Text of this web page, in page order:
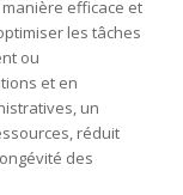
efficace et
les tâches
ou
et en
un
réduit
des